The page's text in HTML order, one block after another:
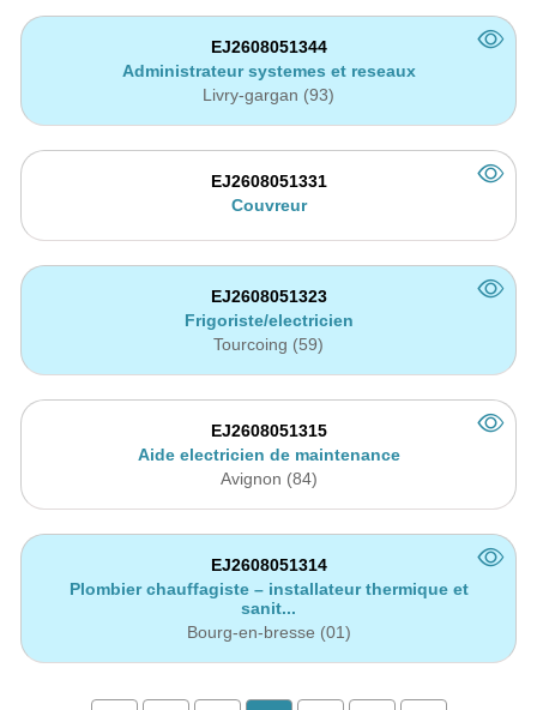
EJ2608051344
Administrateur systemes et reseaux
Livry-gargan (93)
EJ2608051331
Couvreur
EJ2608051323
Frigoriste/electricien
Tourcoing (59)
EJ2608051315
Aide electricien de maintenance
Avignon (84)
EJ2608051314
Plombier chauffagiste – installateur thermique et
sanit...
Bourg-en-bresse (01)